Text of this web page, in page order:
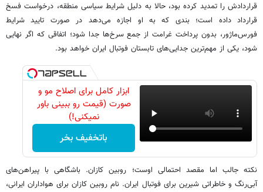
قراردادش را تمدید کرده بود، حالا به دلیل شرایط سیاسی منطقه، درخواست فسخ
قرارداد داده است؛ بندی که به او اجازه می‌دهد در صورت تایید شرایط
فورس‌ماژور، بدون پرداخت غرامت از جمع سرخ‌ها جدا شود؛ اتفاقی که اگر نهایی
شود، یکی از مهم‌ترین جدایی‌های تابستان فوتبال ایران خواهد بود.
ابزار کامل برای اصلاح مو و
صورت (قیمت رو ببینی باور
نمیکنی!)
باتخفیف بخر
نکته جالب اما مقصد احتمالی اوست؛ روبین کازان. باشگاهی با پیراهن‌های
آبی‌رنگ و خاطراتی شیرین برای فوتبال ایران. نام روبین کازان برای هواداران ایرانی،